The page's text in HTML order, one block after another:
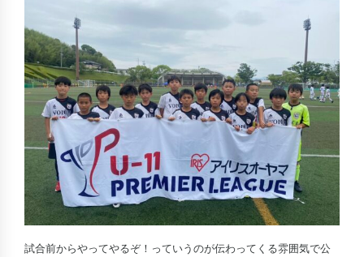
試合前からやってやるぞ！っていうのが伝わってくる雰囲気で公